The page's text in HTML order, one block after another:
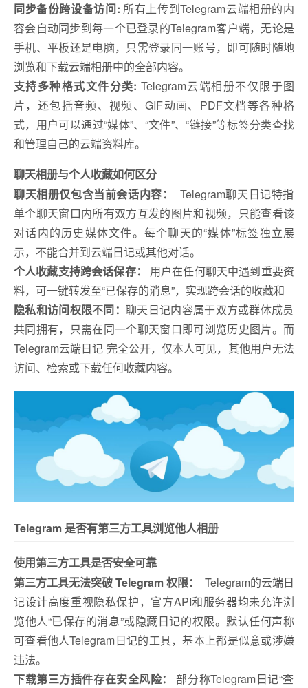
同步备份跨设备访问: 所有上传到Telegram云端相册的内
容会自动同步到每一个已登录的Telegram客户端，无论是
手机、平板还是电脑，只需登录同一账号，即可随时随地
浏览和下载云端相册中的全部内容。
支持多种格式文件分类: Telegram云端相册不仅限于图
片，还包括音频、视频、GIF动画、PDF文档等各种格
式，用户可以通过“媒体”、“文件”、“链接”等标签分类查找
和管理自己的云端资料库。
聊天相册与个人收藏如何区分
聊天相册仅包含当前会话内容：
Telegram聊天日记特指
单个聊天窗口内所有双方互发的图片和视频，只能查看该
对话内的历史媒体文件。每个聊天的“媒体”标签独立展
示，不能合并到云端日记或其他对话。
个人收藏支持跨会话保存：
用户在任何聊天中遇到重要资
料，可一键转发至“已保存的消息”，实现跨会话的收藏和
隐私和访问权限不同：聊天日记内容属于双方或群体成员
共同拥有，只需在同一个聊天窗口即可浏览历史图片。而
Telegram云端日记 完全公开，仅本人可见，其他用户无法
访问、检索或下载任何收藏内容。
Telegram 是否有第三方工具浏览他人相册
使用第三方工具是否安全可靠
第三方工具无法突破 Telegram 权限：
Telegram的云端日
记设计高度重视隐私保护，官方API和服务器均未允许浏
览他人“已保存的消息”或隐藏日记的权限。默认任何声称
可查看他人Telegram日记的工具，基本上都是似意或涉嫌
违法。
下载第三方插件存在安全风险：
部分称Telegram日记“查